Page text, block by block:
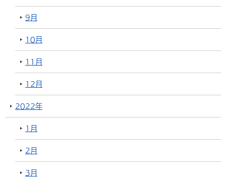
9月
10月
11月
12月
2022年
1月
2月
3月